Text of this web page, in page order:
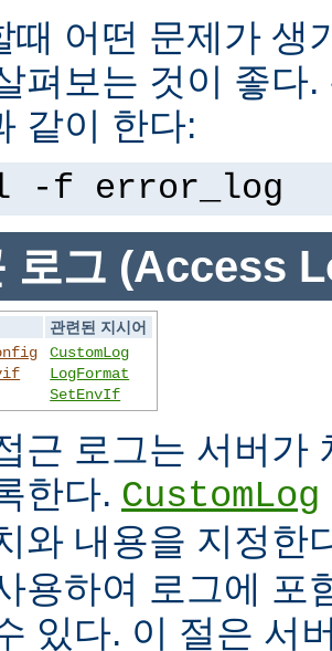
때 어떤 문제가 생
펴보는 것이 좋다
같이 한다:
-f error_log
로그 (Access
관련된 지시어
CustomLog
LogFormat
SetEnvIf
근 로그는 서버가
한다. CustomLog
와 내용을 지정한
용하여 로그에 포
있다. 이 절은 서